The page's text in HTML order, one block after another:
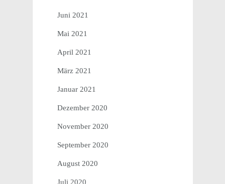
Juni 2021
Mai 2021
April 2021
März 2021
Januar 2021
Dezember 2020
November 2020
September 2020
August 2020
Juli 2020